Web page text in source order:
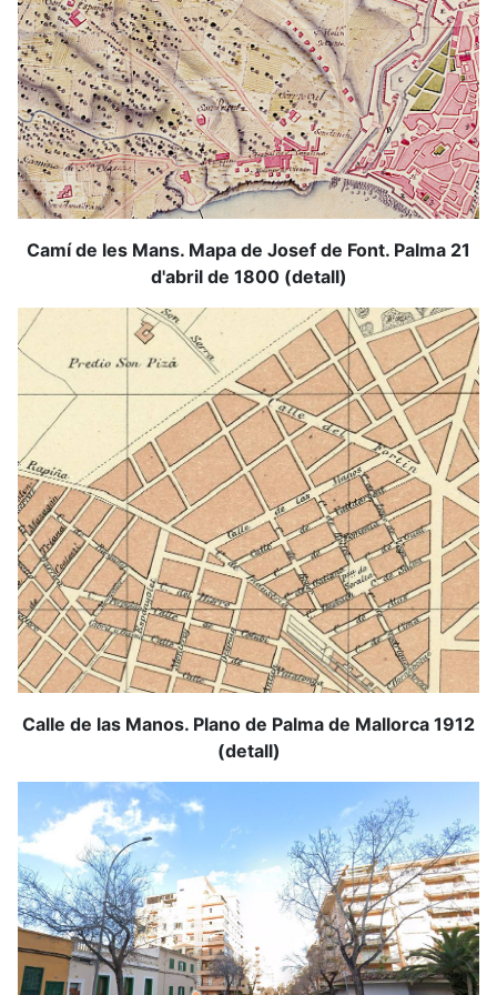
Camí de les Mans. Mapa de Josef de Font. Palma 21
d'abril de 1800 (detall)
Calle de las Manos. Plano de Palma de Mallorca 1912
(detall)